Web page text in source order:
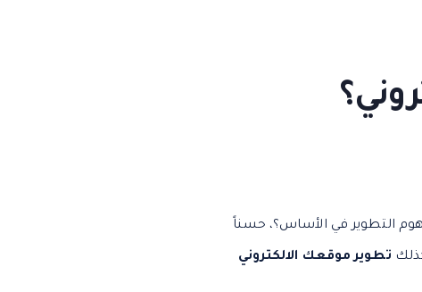
التطوير في الأساس؟، حسناً
تطوير موقعك الالكتروني